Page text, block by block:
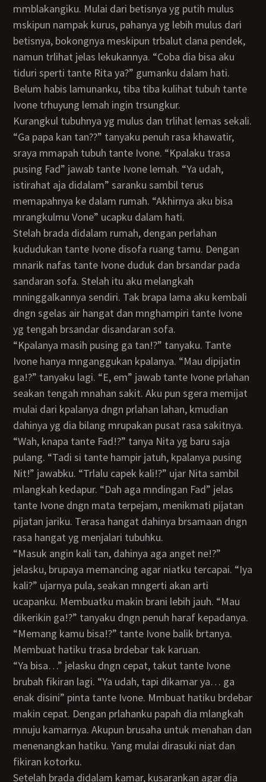
mmblakangiku. Mulai dari betisnya yg putih mulus
mskipun nampak kurus, pahanya yg lebih mulus dari
betisnya, bokongnya meskipun trbalut clana pendek,
namun trlihat jelas lekukannya. “Coba dia bisa aku
tiduri sperti tante Rita ya?” gumanku dalam hati.
Belum habis lamunanku, tiba tiba kulihat tubuh tante
Ivone trhuyung lemah ingin trsungkur.
Kurangkul tubuhnya yg mulus dan trlihat lemas sekali.
“Ga papa kan tan??” tanyaku penuh rasa khawatir,
sraya mmapah tubuh tante Ivone. “Kpalaku trasa
pusing Fad” jawab tante Ivone lemah. “Ya udah,
istirahat aja didalam” saranku sambil terus
memapahnya ke dalam rumah. “Akhirnya aku bisa
mrangkulmu Vone” ucapku dalam hati.
Stelah brada didalam rumah, dengan perlahan
kududukan tante Ivone disofa ruang tamu. Dengan
mnarik nafas tante Ivone duduk dan brsandar pada
sandaran sofa. Stelah itu aku melangkah
mninggalkannya sendiri. Tak brapa lama aku kembali
dngn sgelas air hangat dan mnghampiri tante Ivone
yg tengah brsandar disandaran sofa.
“Kpalanya masih pusing ga tan!?” tanyaku. Tante
Ivone hanya mnganggukan kpalanya. “Mau dipijatin
ga!?” tanyaku lagi. “E, em” jawab tante Ivone prlahan
seakan tengah mnahan sakit. Aku pun sgera memijat
mulai dari kpalanya dngn prlahan lahan, kmudian
dahinya yg dia bilang mrupakan pusat rasa sakitnya.
“Wah, knapa tante Fad!?” tanya Nita yg baru saja
pulang. “Tadi si tante hampir jatuh, kpalanya pusing
Nit!” jawabku. “Trlalu capek kali!?” ujar Nita sambil
mlangkah kedapur. “Dah aga mndingan Fad” jelas
tante Ivone dngn mata terpejam, menikmati pijatan
pijatan jariku. Terasa hangat dahinya brsamaan dngn
rasa hangat yg menjalari tubuhku.
“Masuk angin kali tan, dahinya aga anget ne!?”
jelasku, brupaya memancing agar niatku tercapai. “Iya
kali?” ujarnya pula, seakan mngerti akan arti
ucapanku. Membuatku makin brani lebih jauh. “Mau
dikerikin ga!?” tanyaku dngn penuh haraf kepadanya.
“Memang kamu bisa!?” tante Ivone balik brtanya.
Membuat hatiku trasa brdebar tak karuan.
“Ya bisa…” jelasku dngn cepat, takut tante Ivone
brubah fikiran lagi. “Ya udah, tapi dikamar ya… ga
enak disini” pinta tante Ivone. Mmbuat hatiku brdebar
makin cepat. Dengan prlahanku papah dia mlangkah
mnuju kamarnya. Akupun brusaha untuk menahan dan
menenangkan hatiku. Yang mulai dirasuki niat dan
fikiran kotorku.
Setelah brada didalam kamar, kusarankan agar dia